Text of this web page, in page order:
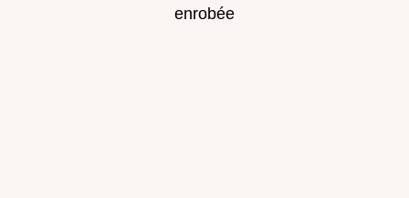
enrobée